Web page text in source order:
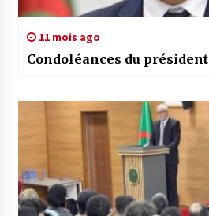
11 mois ago
Condoléances du président